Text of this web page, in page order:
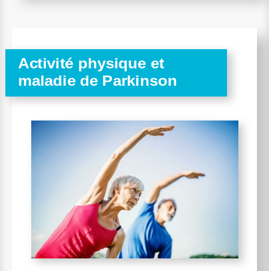
Activité physique et
maladie de Parkinson